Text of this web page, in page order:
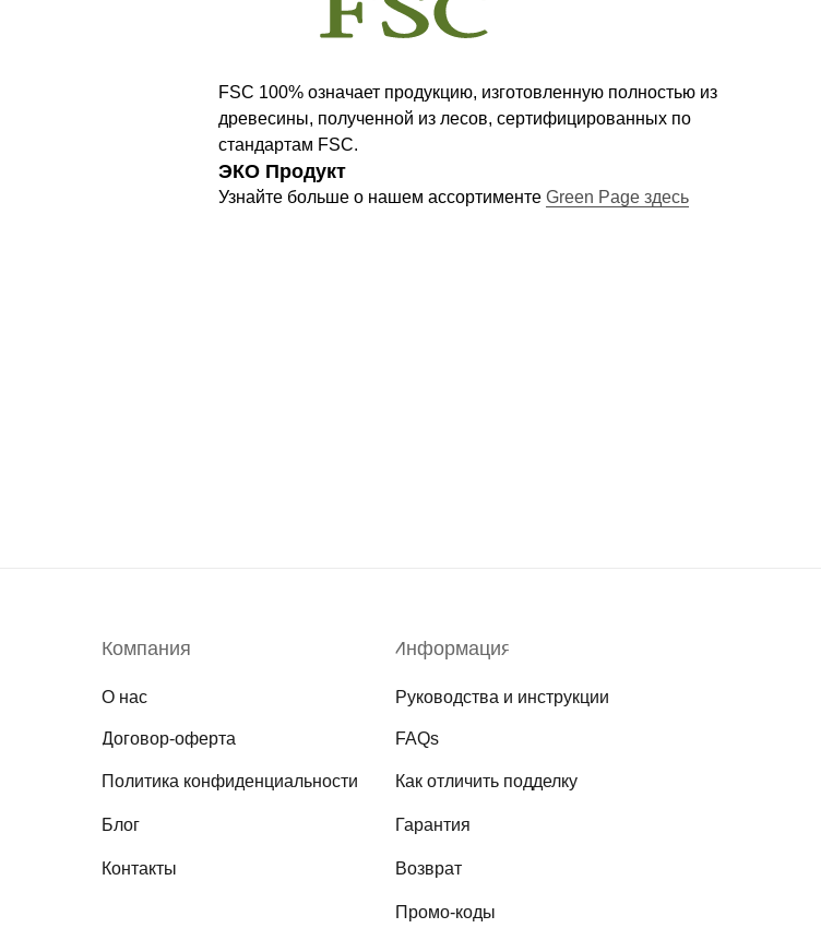
FSC 100% означает продукцию, изготовленную полностью из
древесины, полученной из лесов, сертифицированных по
стандартам FSC.
ЭКО Продукт
Узнайте больше о нашем ассортименте Green Page здесь
Компания
О нас
Договор-оферта
Политика конфиденциальности Как отличить подделку
Блог
Контакты
Информация
Руководства и инструкции
FAQs
Гарантия
Возврат
Промо-коды